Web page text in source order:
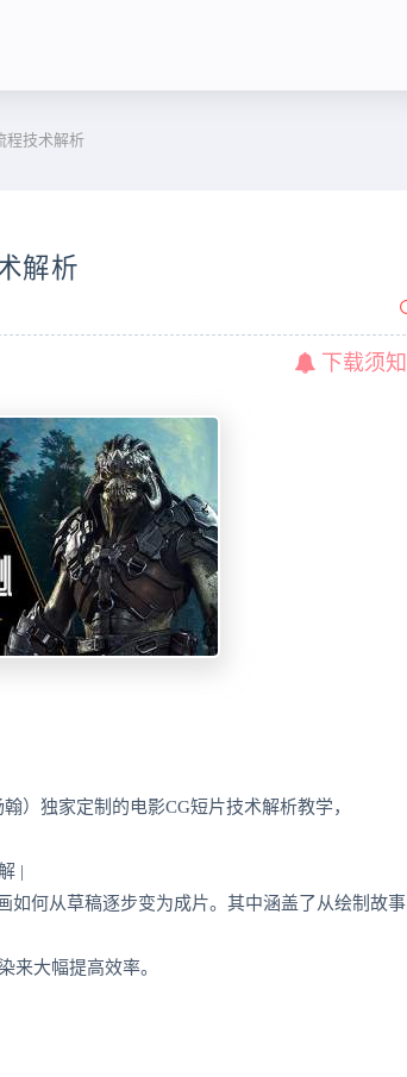
程技术解析
解析
下载须知
）独家定制的电影CG短片技术解析教学，
|
如何从草稿逐步变为成片。其中涵盖了从绘制故事
来大幅提高效率。